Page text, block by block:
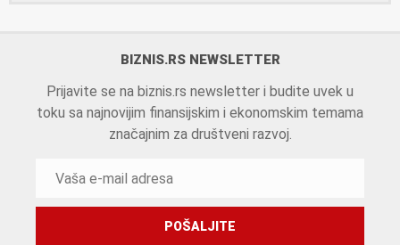
BIZNIS.RS NEWSLETTER
Prijavite se na biznis.rs newsletter i budite uvek u
toku sa najnovijim finansijskim i ekonomskim temama
značajnim za društveni razvoj.